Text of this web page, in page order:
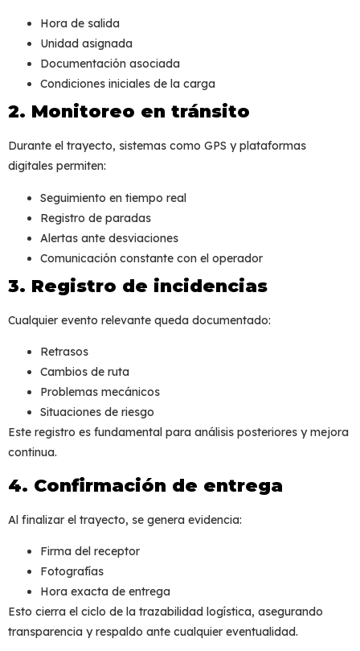
Hora de salida
Unidad asignada
Documentación asociada
Condiciones iniciales de la carga
2. Monitoreo en tránsito
Durante el trayecto, sistemas como GPS y plataformas
digitales permiten:
Seguimiento en tiempo real
Registro de paradas
Alertas ante desviaciones
Comunicación constante con el operador
3. Registro de incidencias
Cualquier evento relevante queda documentado:
Retrasos
Cambios de ruta
Problemas mecánicos
Situaciones de riesgo
Este registro es fundamental para análisis posteriores y mejora
continua.
4. Confirmación de entrega
Al finalizar el trayecto, se genera evidencia:
Firma del receptor
Fotografías
Hora exacta de entrega
Esto cierra el ciclo de la trazabilidad logística, asegurando
transparencia y respaldo ante cualquier eventualidad.